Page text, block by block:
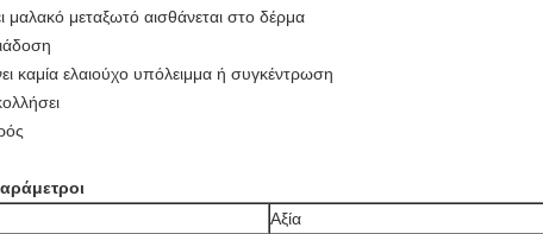
μαλακό μεταξωτό αισθάνεται στο δέρμα
καμία ελαιούχο υπόλειμμα ή συγκέντρωση
Αξία